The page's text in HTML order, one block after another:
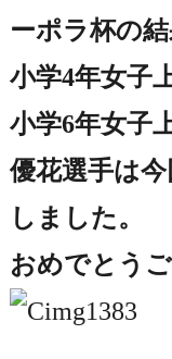
ーポラ杯の
小学4年女
小学6年女
優花選手は
しました。
おめでとう